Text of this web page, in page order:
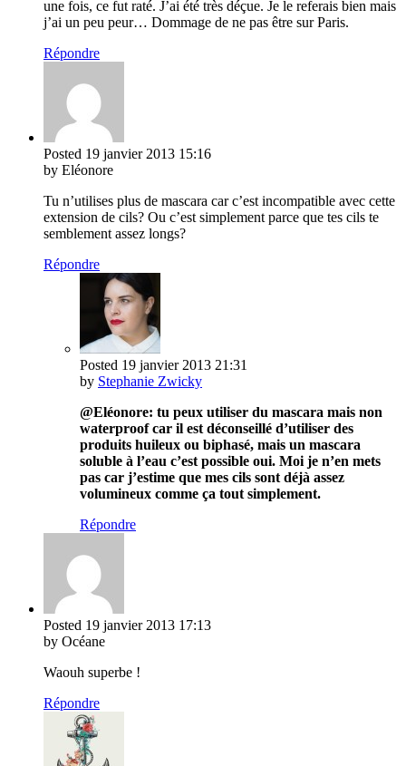
une fois, ce fut raté. J’ai été très déçue. Je le referais bien mais
j’ai un peu peur… Dommage de ne pas être sur Paris.
Répondre
Posted 19 janvier 2013 15:16
by Eléonore
Tu n’utilises plus de mascara car c’est incompatible avec cette
extension de cils? Ou c’est simplement parce que tes cils te
semblement assez longs?
Répondre
Posted 19 janvier 2013 21:31
by Stephanie Zwicky
@Eléonore: tu peux utiliser du mascara mais non
waterproof car il est déconseillé d’utiliser des
produits huileux ou biphasé, mais un mascara
soluble à l’eau c’est possible oui. Moi je n’en mets
pas car j’estime que mes cils sont déjà assez
volumineux comme ça tout simplement.
Répondre
Posted 19 janvier 2013 17:13
by Océane
Waouh superbe !
Répondre